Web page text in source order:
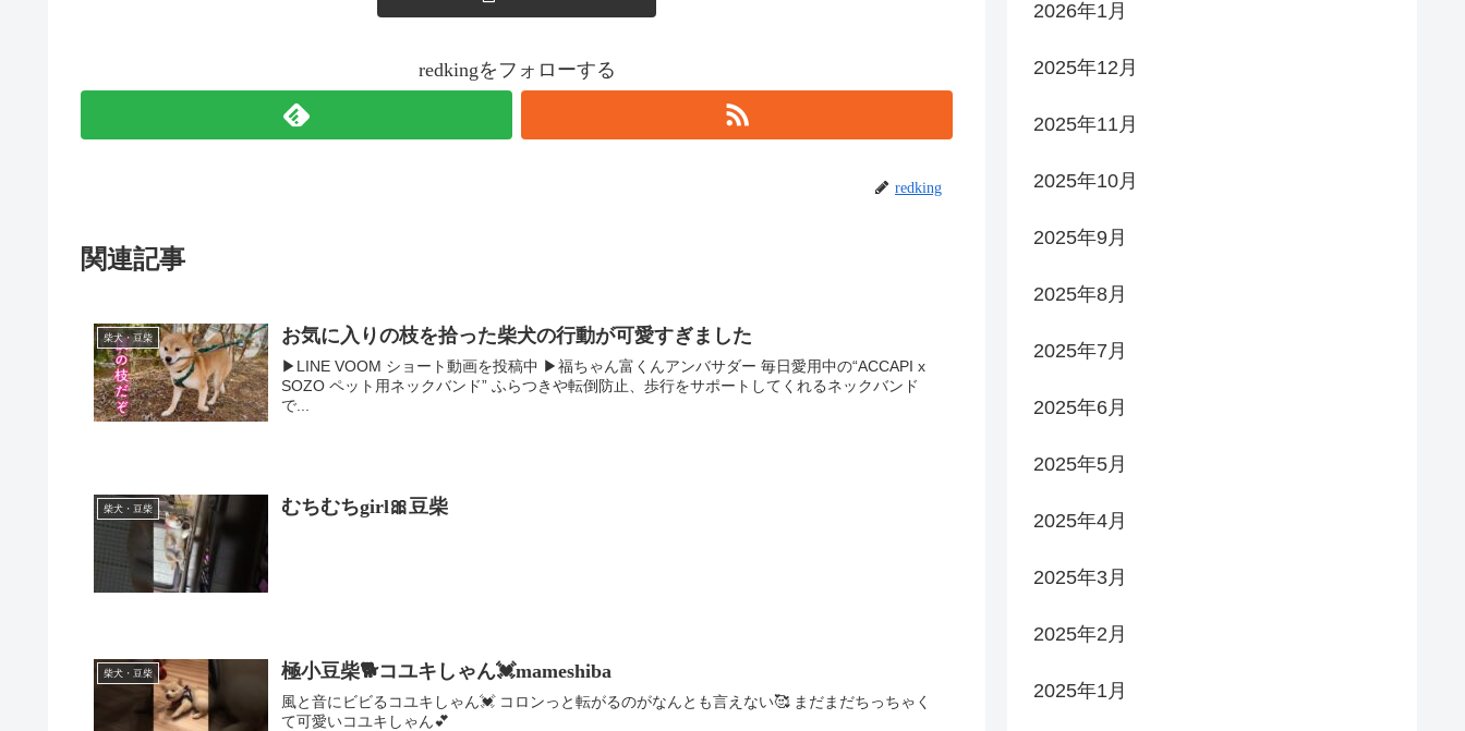
redkingをフォローする
redking
関連記事
柴犬・豆柴 お気に入りの枝を拾った柴犬の行動が可愛すぎました
▶︎LINE VOOM ショート動画を投稿中 ▶︎福ちゃん富くんアンバサダー 毎日愛用中の“ACCAPI x
SOZO ペット用ネックバンド” ふらつきや転倒防止、歩行をサポートしてくれるネックバンド
で...
柴犬・豆柴 むちむちgirl🎀豆柴
柴犬・豆柴 極小豆柴🐕コユキしゃん💓mameshiba
風と音にビビるコユキしゃん💓 コロンっと転がるのがなんとも言えない🥰 まだまだちっちゃく
て可愛いコユキしゃん💕
2026年1月
2025年12月
2025年11月
2025年10月
2025年9月
2025年8月
2025年7月
2025年6月
2025年5月
2025年4月
2025年3月
2025年2月
2025年1月